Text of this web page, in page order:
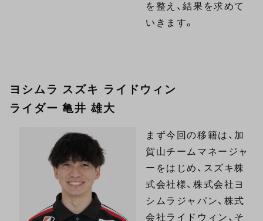
を整え、結果を求めて
いきます。
ヨシムラ スズキ ライドウィン
ライダー 亀井 雄大
まず今回の移籍は、加
賀山チームマネージャ
ーをはじめ、スズキ株
式会社様、株式会社ヨ
シムラジャパン、株式
会社ライドウィン、そ